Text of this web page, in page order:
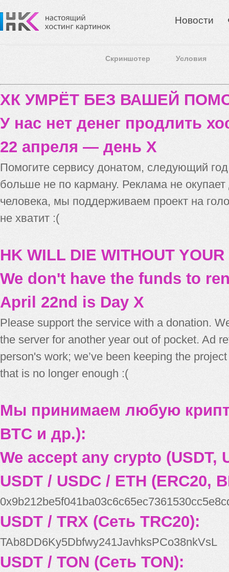
Новости
Скриншотер Условия
ХК УМРЁТ БЕЗ ВАШЕЙ
У нас нет денег продлить
22 апреля — день X
Помогите сервису донатом, следующий
больше не по карману. Реклама не
человека, мы поддерживаем проект на
не хватит :(
HK WILL DIE WITHOUT
We don't have the funds to
April 22nd is Day X
Please support the service with a donation.
the server for another year out of pocket. Ad
person's work; we’ve been keeping the
that is no longer enough :(
Мы принимаем любую
BTC и др.):
We accept any crypto (USDT,
USDT / USDC / ETH (ERC20,
USDT / TRX (Сеть TRC20):
TAb8DD6Ky5Dbfwy241JavhksPCo38nkVsL
USDT / TON (Сеть TON):